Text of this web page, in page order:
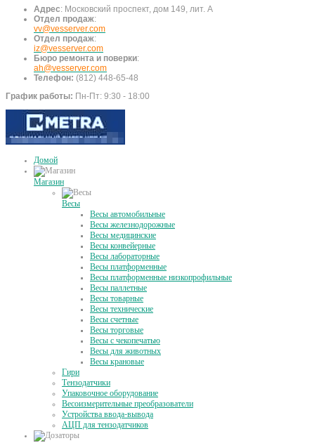
Адрес: Московский проспект, дом 149, лит. А
Отдел продаж:
vv@vesserver.com
Отдел продаж:
iz@vesserver.com
Бюро ремонта и поверки:
ah@vesserver.com
Телефон: (812) 448-65-48
График работы: Пн-Пт: 9:30 - 18:00
Домой
Магазин
Весы
Весы автомобильные
Весы железнодорожные
Весы медицинские
Весы конвейерные
Весы лабораторные
Весы платформенные
Весы платформенные низкопрофильные
Весы паллетные
Весы товарные
Весы технические
Весы счетные
Весы торговые
Весы с чекопечатью
Весы для животных
Весы крановые
Гири
Тензодатчики
Упаковочное оборудование
Весоизмерительные преобразователи
Устройства ввода-вывода
АЦП для тензодатчиков